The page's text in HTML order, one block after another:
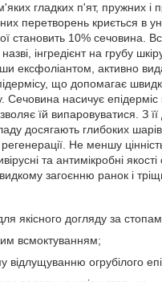
гладких п'ят, пружних і
перетворень криється в
становить 10% сечовина.
інгредієнт на грубу
ексфоліантом, активно
що допомагає
Сечовина насичує епідерміс
їй випаровуватися. З
досягають глибоких
Не меншу
та антимікробні якості
загоєнню ранок і
якісного догляду за
всмоктуванням;
відлущуванню огрубілого